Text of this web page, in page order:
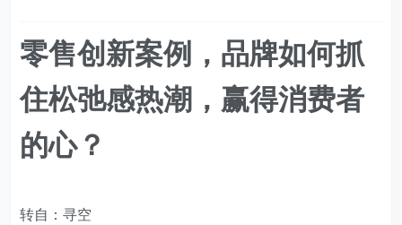
零售创新案例，品牌如何抓
住松弛感热潮，赢得消费者
的心？
转自：寻空